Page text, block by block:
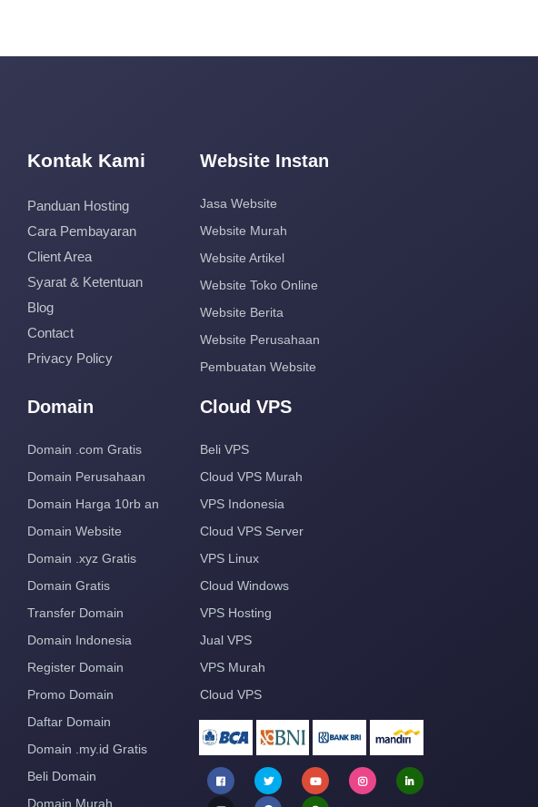
Kontak Kami
Panduan Hosting
Cara Pembayaran
Client Area
Syarat & Ketentuan
Blog
Contact
Privacy Policy
Website Instan
Jasa Website
Website Murah
Website Artikel
Website Toko Online
Website Berita
Website Perusahaan
Pembuatan Website
Domain
Domain .com Gratis
Domain Perusahaan
Domain Harga 10rb an
Domain Website
Domain .xyz Gratis
Domain Gratis
Transfer Domain
Domain Indonesia
Register Domain
Promo Domain
Daftar Domain
Domain .my.id Gratis
Beli Domain
Domain Murah
Cloud VPS
Beli VPS
Cloud VPS Murah
VPS Indonesia
Cloud VPS Server
VPS Linux
Cloud Windows
VPS Hosting
Jual VPS
VPS Murah
Cloud VPS